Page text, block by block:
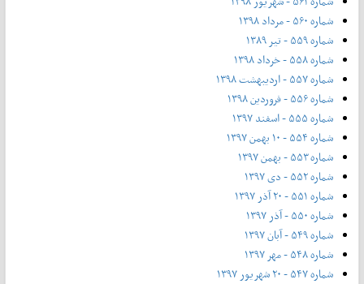
شماره ۵۶۰ - مرداد ۱۳۹۸
شماره ۵۵۹ - تیر ۱۳۸۹
شماره ۵۵۸ - خرداد ۱۳۹۸
شماره ۵۵۷ - اردیبهشت ۱۳۹۸
شماره ۵۵۶ - فروردین ۱۳۹۸
شماره ۵۵۵ - اسفند ۱۳۹۷
شماره ۵۵۴ - ۱۰ بهمن ۱۳۹۷
شماره ۵۵۳ - بهمن ۱۳۹۷
شماره ۵۵۲ - دی ۱۳۹۷
شماره ۵۵۱ - ۲۰ آذر ۱۳۹۷
شماره ۵۵۰ - آذر ۱۳۹۷
شماره ۵۴۹ - آبان ۱۳۹۷
شماره ۵۴۸ - مهر ۱۳۹۷
شماره ۵۴۷ - ۲۰ شهریور ۱۳۹۷